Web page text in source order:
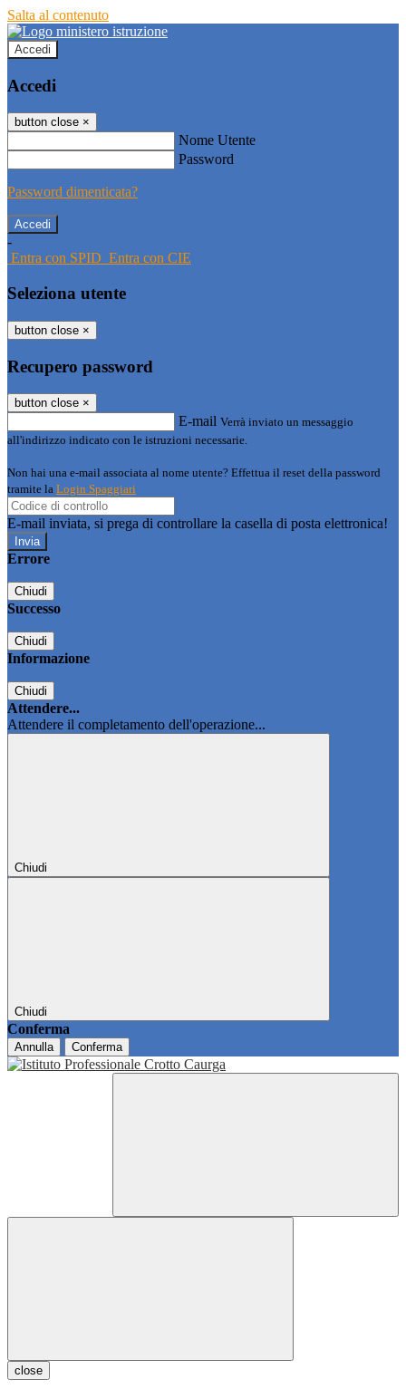
Salta al contenuto
Accedi
Accedi
button close ×
Nome Utente
Password
Password dimenticata?
-
Entra con SPID Entra con CIE
Seleziona utente
button close ×
Recupero password
button close ×
E-mail Verrà inviato un messaggio
all'indirizzo indicato con le istruzioni necessarie.
Non hai una e-mail associata al nome utente? Effettua il reset della password
tramite la Login Spaggiari
E-mail inviata, si prega di controllare la casella di posta elettronica!
Errore
Chiudi
Successo
Chiudi
Informazione
Chiudi
Attendere...
Attendere il completamento dell'operazione...
Chiudi
Chiudi
Conferma
Annulla Conferma
close